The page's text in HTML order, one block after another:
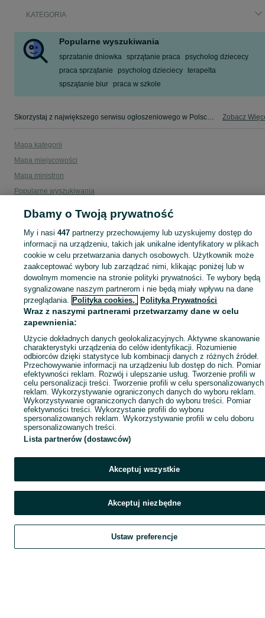
KATEGORIA
Popularne wyszukiwania
sprzatanie dniowka sprzątanie praca
psycholog dziececy
praca sprzątanie
psycholog dzieciecy terapelta
spszątanie biur
praca w szkole
Skorzystaj z największego serwisu ogłoszeniowego w Polsce! Białystok kupuj lub sprzedawaj jeszcze wygodniej w kategorii Sprzątanie! Zobacz
Mapa kategorii
Mapa miejscowości
Mapa ministron
Popularne wyszukiwania
Szukaj Obserwujesz Dodaj Czat
Dbamy o Twoją prywatność
My i nasi447 partnerzy przechowujemy lub uzyskujemy dostęp do
informacji na urządzeniu, takich jak unikalne identyfikatory w plikach
cookie w celu przetwarzania danych osobowych. Użytkownik może
zaakceptować wybory lub zarządzać nimi, klikając poniżej lub w
dowolnym momencie na stronie polityki prywatności. Te wybory będą
sygnalizowane naszym partnerom i nie będą miały wpływu na dane
przeglądania. Polityka cookies, Polityka Prywatności
Wraz z naszymi partnerami przetwarzamy dane w celu
zapewnienia:
Użycie dokładnych danych geolokalizacyjnych. Aktywne skanowanie
charakterystyki urządzenia do celów identyfikacji. Rozumienie
odbiorców dzięki statystyce lub kombinacji danych z różnych źródeł.
Przechowywanie informacji na urządzeniu lub dostęp do nich. Pomiar
efektywności reklam. Rozwój i ulepszanie usług. Tworzenie profili w
celu personalizacji treści. Tworzenie profili w celu spersonalizowanych
reklam. Wykorzystywanie ograniczonych danych do wyboru reklam.
Wykorzystywanie ograniczonych danych do wyboru treści. Pomiar
efektywności treści. Wykorzystanie profili do wyboru
spersonalizowanych reklam. Wykorzystywanie profili w celu doboru
spersonalizowanych treści.
Lista partnerów (dostawców)
Akceptuj wszystkie
Akceptuj niezbędne
Ustaw preferencje